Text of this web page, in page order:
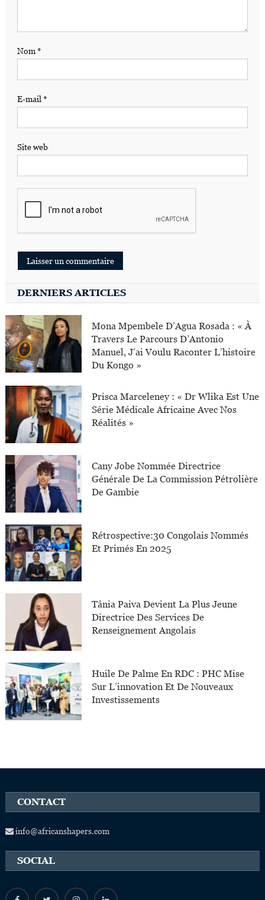
Nom*
E-mail *
Site web
DERNIERS ARTICLES
Mona Mpembele D’Agua Rosada : « À
Travers Le Parcours D’Antonio
Manuel, J’ai Voulu Raconter L’histoire
Du Kongo »
Prisca Marceleney : « Dr Wlika Est Une
Série Médicale Africaine Avec Nos
Réalités »
Cany Jobe Nommée Directrice
Générale De La Commission Pétrolière
De Gambie
Rétrospective:30 Congolais Nommés
Et Primés En 2025
Tânia Paiva Devient La Plus Jeune
Directrice Des Services De
Renseignement Angolais
Huile De Palme En RDC : PHC Mise
Sur L’innovation Et De Nouveaux
Investissements
CONTACT
info@africanshapers.com
SOCIAL